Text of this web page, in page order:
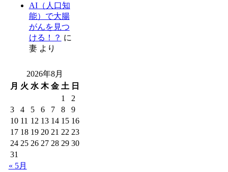
AI（人口知
能）で大腸
がんを見つ
ける！？ に
妻より
2026年8月
月 火 水 木 金 土 日
1
2
3
4 5 6 7 8
9
10 11 12 13 14 15 16
17 18 19 20 21 22 23
24 25 26 27 28 29 30
31
« 5月